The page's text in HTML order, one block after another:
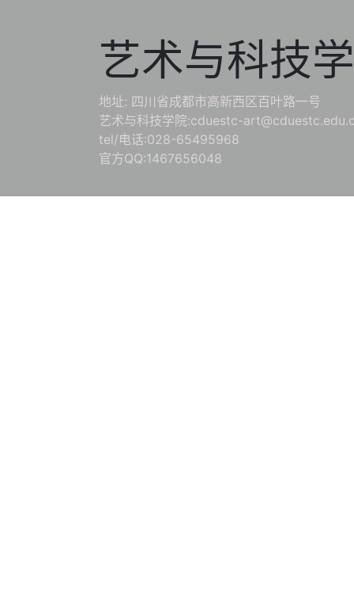
艺术与科技
地址: 四川省成都市高新西区百叶路一号
艺术与科技学院:cduestc-
tel/电话:028-65495968
官方QQ:1467656048